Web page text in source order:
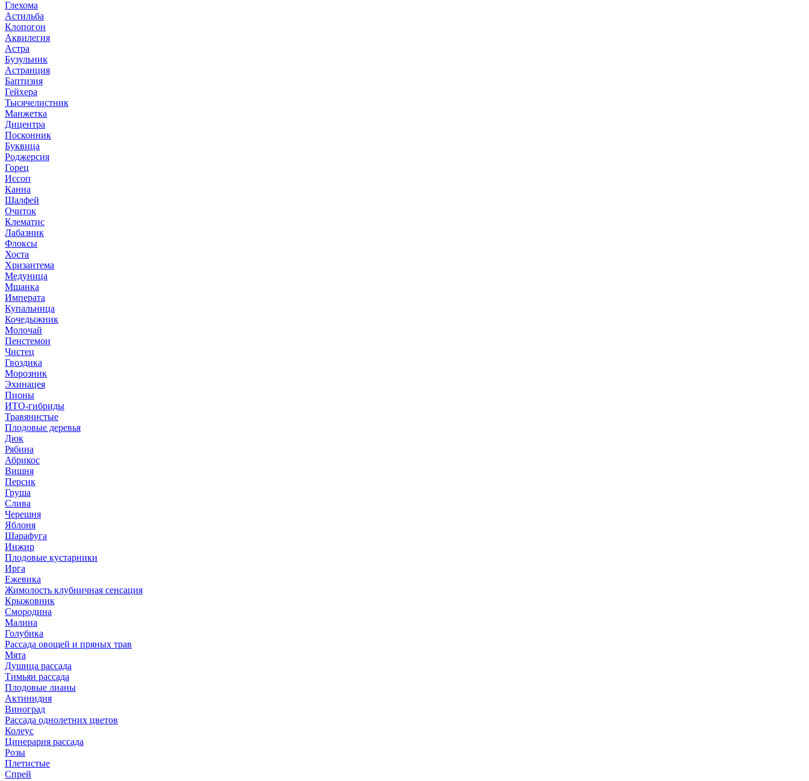
Глехома
Астильба
Клопогон
Аквилегия
Астра
Бузульник
Астранция
Баптизия
Гейхера
Тысячелистник
Манжетка
Дицентра
Посконник
Буквица
Роджерсия
Горец
Иссоп
Канна
Шалфей
Очиток
Клематис
Лабазник
Флоксы
Хоста
Хризантема
Медуница
Мшанка
Императа
Купальница
Кочедыжник
Молочай
Пенстемон
Чистец
Гвоздика
Морозник
Эхинацея
Пионы
ИТО-гибриды
Травянистые
Плодовые деревья
Дюк
Рябина
Абрикос
Вишня
Персик
Груша
Слива
Черешня
Яблоня
Шарафуга
Инжир
Плодовые кустарники
Ирга
Ежевика
Жимолость клубничная сенсация
Крыжовник
Смородина
Малина
Голубика
Рассада овощей и пряных трав
Мята
Душица рассада
Тимьян рассада
Плодовые лианы
Актинидия
Виноград
Рассада однолетних цветов
Колеус
Цинерария рассада
Розы
Плетистые
Спрей